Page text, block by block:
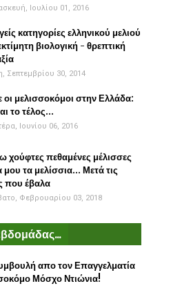
Ιουλίου 01, 2016
κατηγορίες ελληνικού μελιού
βιολογική - θρεπτική
Σεπτεμβρίου 30, 2014
οι μελισσοκόμοι στην Ελλάδα:
το τέλος...
Ιουνίου 06, 2016
χούφτες πεθαμένες μέλισσες
μου τα μελίσσια... Μετά τις
που έβαλα
Φεβρουαρίου 03, 2018
απο τον Επαγγελματία
Μόσχο Ντιώνια!